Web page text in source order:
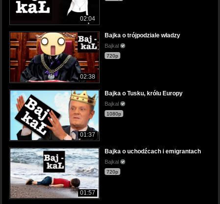
02:04
02:38
Bajka o trójpodziale władzy
Bajkal
720p
01:37
Bajka o Tusku, królu Europy
Bajkal
1080p
01:57
Bajka o uchodźcach i emigrantach
Bajkal
720p